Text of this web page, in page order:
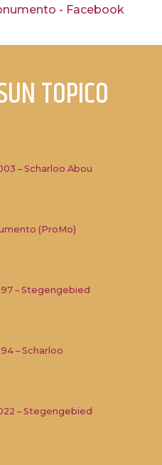
- Facebook
TOPICO
– Scharloo Abou
(ProMo)
– Stegengebied
– Scharloo
– Stegengebied